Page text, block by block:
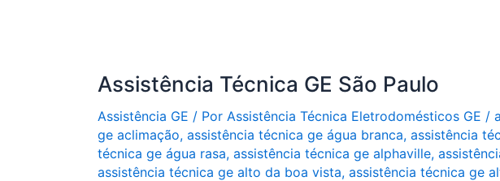
Assistência Técnica GE São Paulo
Assistência GE / Por Assistência Técnica Eletrodomésticos GE /
ge aclimação, assistência técnica ge água branca, assistência
técnica ge água rasa, assistência técnica ge alphaville,
assistência técnica ge alto da boa vista, assistência técnica ge